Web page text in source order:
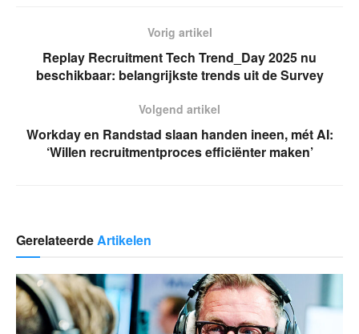
Vorig artikel
Replay Recruitment Tech Trend_Day 2025 nu
beschikbaar: belangrijkste trends uit de Survey
Volgend artikel
Workday en Randstad slaan handen ineen, mét AI:
‘Willen recruitmentproces efficiënter maken’
GerelateerdeArtikelen